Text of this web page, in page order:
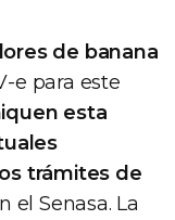
de banana
e para este
esta
trámites de
el Senasa. La